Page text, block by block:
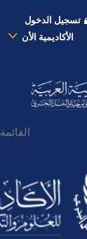
تسجيل الدخول
الأكاديمية الأن
القائمة